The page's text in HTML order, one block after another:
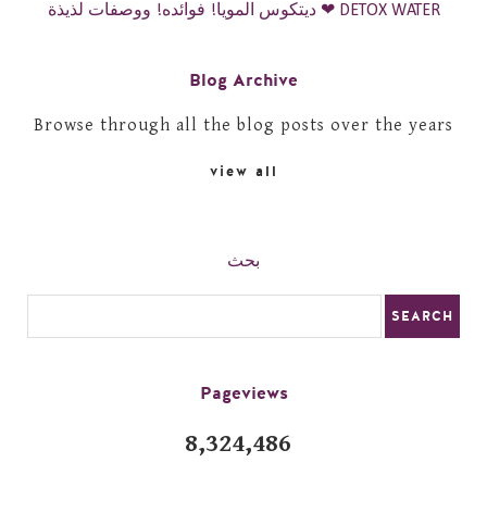
ديتكوس المويا! فوائده! ووصفات لذيذة ❤ DETOX WATER
Blog Archive
Browse through all the blog posts over the years
view all
بحث
Pageviews
8,324,486